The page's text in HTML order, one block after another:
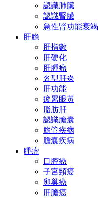
認識肺臟
認識腎臟
急性腎功能衰竭
肝膽
肝指數
肝硬化
肝腫瘤
各型肝炎
肝功能
疲累眼黃
脂肪肝
認識膽囊
膽管疾病
膽囊疾病
腫瘤
口腔癌
子宮頸癌
卵巢癌
肝膽癌